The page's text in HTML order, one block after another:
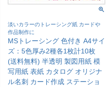
淡いカラーのトレーシング紙 カードや
作品制作に
MSトレーシング 色付き A4サイ
ズ：5色厚み2種各1枚計10枚
(送料無料) 半透明 製図用紙 模
写用紙 表紙 カタログ オリジナ
ル名刺 カード作成 ステーショ